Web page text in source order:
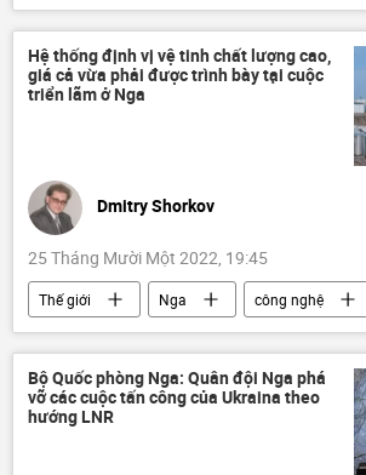
Vladimir Putin
Nga
Cuộc khủng hoảng ở Ukraina
Quân đội
Quân sự
Hệ thống định vị vệ tinh chất lượng cao,
giá cả vừa phải được trình bày tại cuộc
triển lãm ở Nga
Dmitry Shorkov
25 Tháng Mười Một 2022, 19:45
Thế giới Nga
công nghệ
chuyên gia
Tác giả
Quan điểm-Ý kiến
Bộ Quốc phòng Nga: Quân đội Nga phá
vỡ các cuộc tấn công của Ukraina theo
hướng LNR